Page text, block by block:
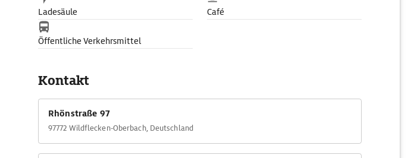
Ladesäule Café
Öffentliche Verkehrsmittel
Kontakt
Rhönstraße 97
97772 Wildflecken-Oberbach, Deutschland